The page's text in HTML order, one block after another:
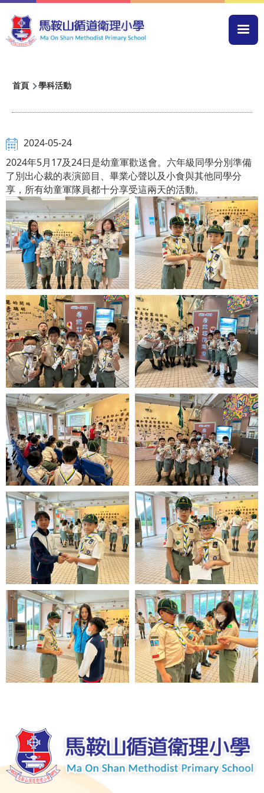
移至主內容
導
連
結
首頁 學科活動
2024-05-24
2024年5月17及24日是幼童軍歡送會。六年級同學分別準備
了別出心裁的表演節目、畢業心聲以及小食與其他同學分
享，所有幼童軍隊員都十分享受這兩天的活動。